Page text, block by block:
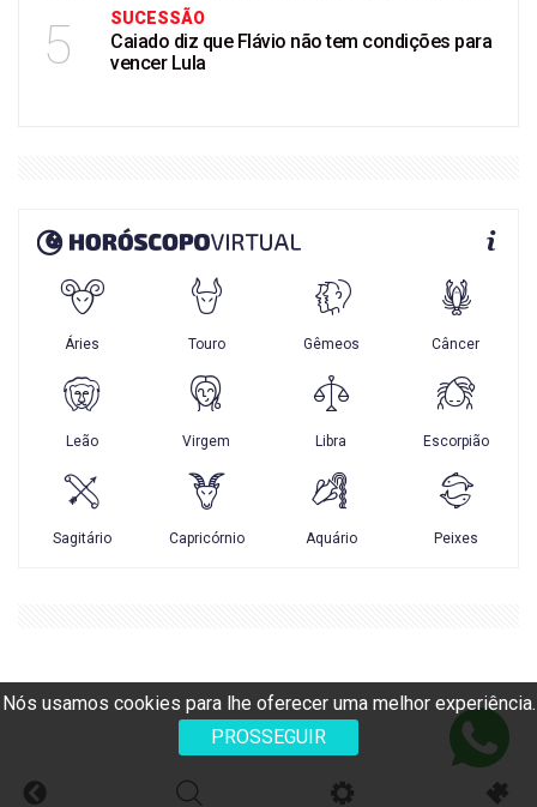
Nós usamos cookies para lhe oferecer uma melhor experiência.
PROSSEGUIR
5 SUCESSÃO
Caiado diz que Flávio não tem condições para
vencer Lula